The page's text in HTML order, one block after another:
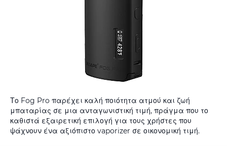
Το Fog Pro παρέχει καλή ποιότητα ατμού και ζωή
μπαταρίας σε μια ανταγωνιστική τιμή, πράγμα που το
καθιστά εξαιρετική επιλογή για τους χρήστες που
ψάχνουν ένα αξιόπιστο vaporizer σε οικονομική τιμή.